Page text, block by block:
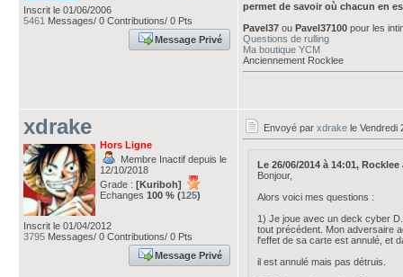
Inscrit le 01/06/2006
5461 Messages/ 0 Contributions/ 0 Pts
Message Privé
permet de savoir où chacun en
Pavel37 ou Pavel37100 pour les
Questions de rulling
Ma boutique YCM
Anciennement Rocklee
xdrake
Hors Ligne
Membre Inactif depuis le
12/10/2018
Grade : [Kuriboh]
Echanges 100 % (125)
Inscrit le 01/04/2012
3795 Messages/ 0 Contributions/ 0 Pts
Message Privé
Envoyé par xdrake le Vendredi
Le 26/06/2014 à 14:01,
Bonjour,
Alors voici mes questions :
1) Je joue avec un deck cyber
tout précédent. Mon adversaire
l'effet de sa carte est annulé, et
il est annulé mais pas détruis.